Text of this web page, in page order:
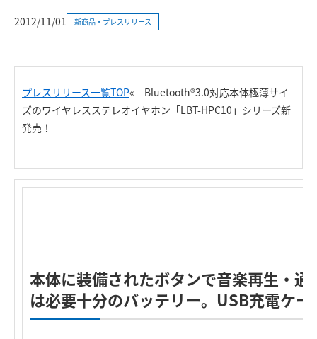
2012/11/01 新商品・プレスリリース
プレスリリース一覧TOP« Bluetooth®3.0対応本体極薄サイ
ズのワイヤレスステレオイヤホン「LBT-HPC10」シリーズ新
発売！
本体に装備されたボタンで音楽再生・
は必要十分のバッテリー。USB充電ケー